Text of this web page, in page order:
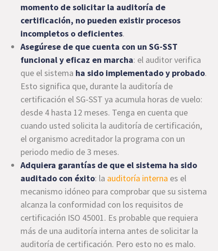
momento de solicitar la auditoría de
certificación, no pueden existir procesos
incompletos o deficientes.
Asegúrese de que cuenta con un SG-SST
funcional y eficaz en marcha: el auditor verifica
que el sistema ha sido implementado y probado.
Esto significa que, durante la auditoría de
certificación el SG-SST ya acumula horas de vuelo:
desde 4 hasta 12 meses. Tenga en cuenta que
cuando usted solicita la auditoría de certificación,
el organismo acreditador la programa con un
periodo medio de 3 meses.
Adquiera garantías de que el sistema ha sido
auditado con éxito: la auditoría interna es el
mecanismo idóneo para comprobar que su sistema
alcanza la conformidad con los requisitos de
certificación ISO 45001. Es probable que requiera
más de una auditoría interna antes de solicitar la
auditoría de certificación. Pero esto no es malo.